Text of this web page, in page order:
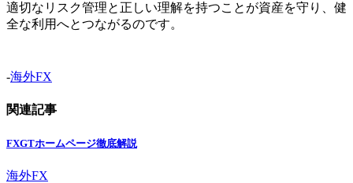
適切なリスク管理と正しい理解を持つことが資産を守り、健
全な利用へとつながるのです。
-海外FX
関連記事
FXGTホームページ徹底解説
海外FX